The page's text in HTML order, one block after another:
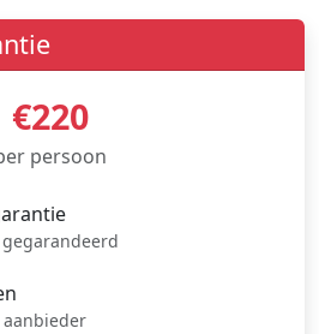
€220
persoon